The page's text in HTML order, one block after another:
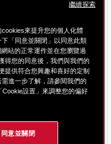
玻尿酸是一種外來
acid,
，廣泛存在於動
骼、血管、皮
，使其具有維持
來提升您的個人化體
「同意並關閉」以同意此類
站的正常運作並在您瀏覽過
得您的同意後，我們與我們的
提供符合您興趣和喜好的定制
進一步了解，請參閱我們的
設置」來調整您的偏好
同意並關閉
繼續探索